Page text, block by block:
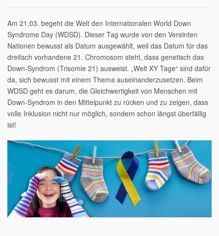
Am 21.03. begeht die Welt den Internationalen World Down
Syndrome Day (WDSD). Dieser Tag wurde von den Vereinten
Nationen bewusst als Datum ausgewählt, weil das Datum für das
dreifach vorhandene 21. Chromosom steht, dass genetisch das
Down-Syndrom (Trisomie 21) ausweist. „Welt XY Tage“ sind dafür
da, sich bewusst mit einem Thema auseinanderzusetzen. Beim
WDSD geht es darum, die Gleichwertigkeit von Menschen mit
Down-Syndrom in den Mittelpunkt zu rücken und zu zeigen, dass
volle Inklusion nicht nur möglich, sondern schon längst überfällig
ist!